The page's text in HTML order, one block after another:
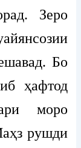
Зеро
Бо
ҳафтод
моро
рушди